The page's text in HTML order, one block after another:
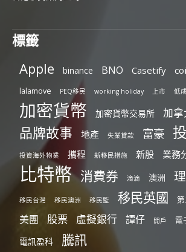
標籤
Apple binance BNO Casetify
lalamove PEQ移民 working holiday 上市 低
加密貨幣 加密貨幣交易所 加拿
品牌故事 地產 失業貸款 富豪
投資海外物業 攜程 新移民措施 新股 業務
比特幣 消費券 滴滴 澳洲
移民台灣 移民澳洲 移民監 移民英國
美團 股票 虛擬銀行 譚仔 開戶 電
電訊盈科 騰訊